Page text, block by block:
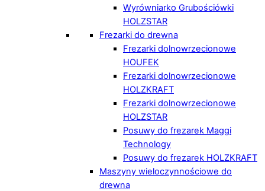
Wyrówniarko Grubościówki
HOLZSTAR
Frezarki do drewna
Frezarki dolnowrzecionowe
HOUFEK
Frezarki dolnowrzecionowe
HOLZKRAFT
Frezarki dolnowrzecionowe
HOLZSTAR
Posuwy do frezarek Maggi
Technology
Posuwy do frezarek HOLZKRAFT
Maszyny wieloczynnościowe do
drewna